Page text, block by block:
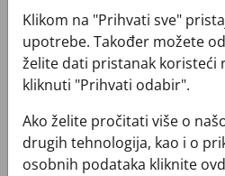
Klikom na "Prihvati sve"
upotrebe. Također možete
želite dati pristanak koristeći
kliknuti "Prihvati odabir".
Ako želite pročitati više o
drugih tehnologija, kao i o
osobnih podataka kliknite